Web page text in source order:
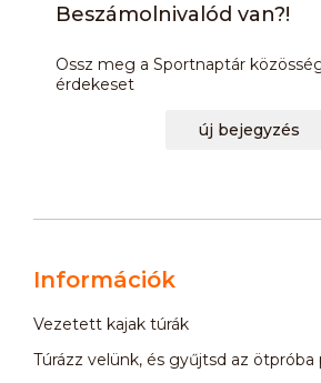
Beszámolnivalód van?!
Ossz meg a Sportnaptár
érdekeset
új bejegyzés
Információk
Vezetett kajak túrák
Túrázz velünk, és gyűjtsd az ötpróba